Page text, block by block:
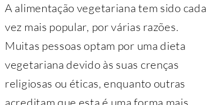
A alimentação vegetariana tem sido cada
vez mais popular, por várias razões.
Muitas pessoas optam por uma dieta
vegetariana devido às suas crenças
religiosas ou éticas, enquanto outras
acreditam que esta é uma forma mais